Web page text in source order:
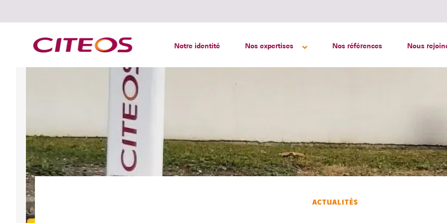
Notre identité Nos expertises Nos références Nous
ACTUALITÉS